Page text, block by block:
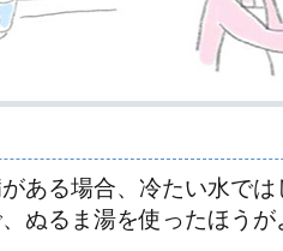
ある場合、冷たい水では
ぬるま湯を使ったほうが